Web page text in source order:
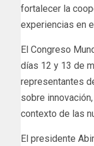
fortalecer la
experiencias en
El Congreso
días 12 y 13 de
representantes
sobre
contexto de las
El presidente